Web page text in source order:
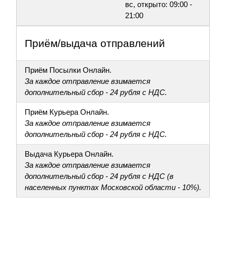
вс, открыто: 09:00 -
21:00
Приём/выдача отправлений
Приём Посылки Онлайн.
За каждое отправление взимается
дополнительный сбор - 24 рубля с НДС.
Приём Курьера Онлайн.
За каждое отправление взимается
дополнительный сбор - 24 рубля с НДС.
Выдача Курьера Онлайн.
За каждое отправление взимается
дополнительный сбор - 24 рубля с НДС (в
населенных пунктах Московской области - 10%).